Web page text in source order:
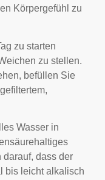
Körpergefühl zu
zu starten
zu stellen.
befüllen Sie
Wasser in
darauf, dass der
bis leicht alkalisch